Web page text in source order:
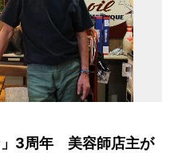
」3周年 美容師店主が